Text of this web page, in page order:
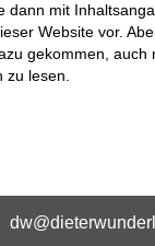
dann mit
Website vor.
gekommen, auch
zu lesen.